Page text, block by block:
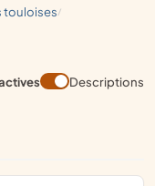
touloises/
Descriptions